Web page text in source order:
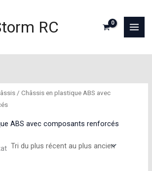
RC
/ Châssis en plastique ABS avec
ABS avec composants renforcés